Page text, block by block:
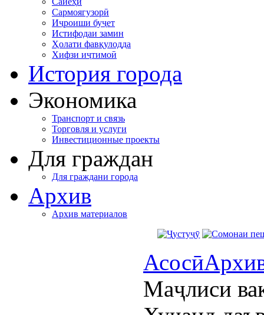
Сармоягузорӣ
Иҷроиши буҷет
Истифодаи замин
Ҳолати фавқулодда
Хифзи иҷтимоӣ
История города
Экономика
Транспорт и связь
Торговля и услуги
Инвестиционные проекты
Для граждан
Для граждани города
Архив
Архив материалов
Асосӣ
Маҷлиси